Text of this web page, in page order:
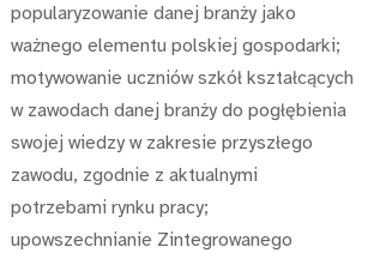
popularyzowanie danej branży jako
ważnego elementu polskiej gospodarki;
motywowanie uczniów szkół kształcących
w zawodach danej branży do pogłębienia
swojej wiedzy w zakresie przyszłego
zawodu, zgodnie z aktualnymi
potrzebami rynku pracy;
upowszechnianie Zintegrowanego